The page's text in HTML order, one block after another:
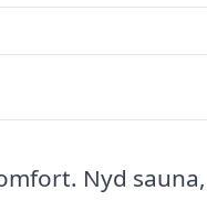
Nyd